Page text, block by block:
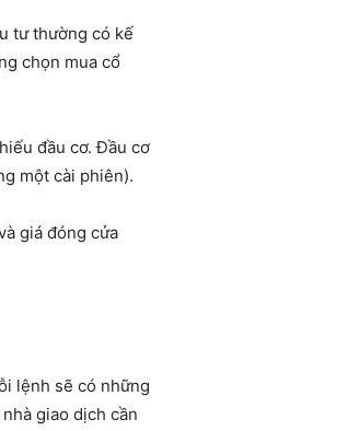
tư thường có kế
chọn mua cổ
đầu cơ. Đầu cơ
một cài phiên).
giá đóng cửa
lệnh sẽ có những
giao dịch cần